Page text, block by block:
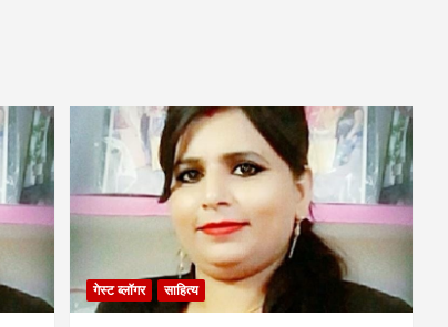
गेस्ट ब्लॉगर साहित्य